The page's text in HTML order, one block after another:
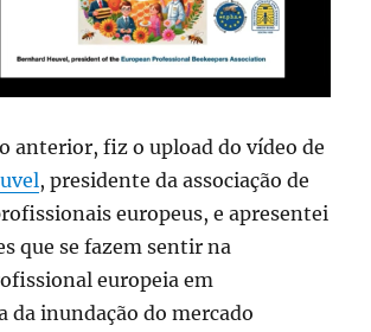
anterior, fiz o upload do vídeo de
, presidente da associação de
europeus, e apresentei
que se fazem sentir na
europeia em
da inundação do mercado